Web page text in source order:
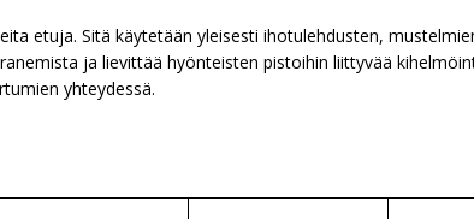
etuja. Sitä käytetään yleisesti ihotulehdusten,
ja lievittää hyönteisten pistoihin liittyvää
yhteydessä.